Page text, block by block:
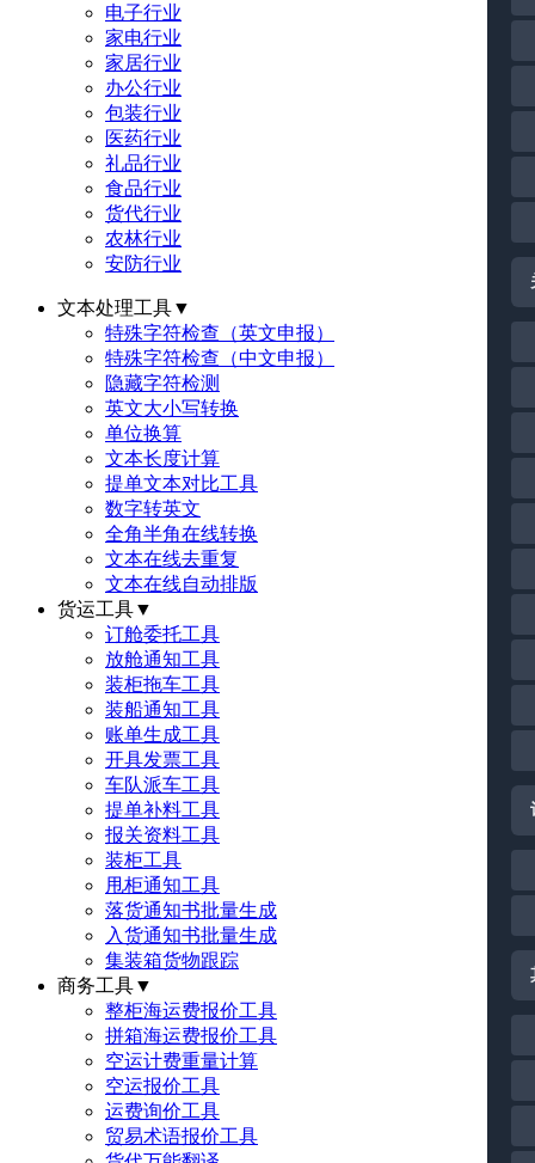
电子行业
家电行业
家居行业
办公行业
包装行业
医药行业
礼品行业
食品行业
货代行业
农林行业
安防行业
文本处理工具▼
特殊字符检查（英文申报）
特殊字符检查（中文申报）
隐藏字符检测
英文大小写转换
单位换算
文本长度计算
提单文本对比工具
数字转英文
全角半角在线转换
文本在线去重复
文本在线自动排版
货运工具▼
订舱委托工具
放舱通知工具
装柜拖车工具
装船通知工具
账单生成工具
开具发票工具
车队派车工具
提单补料工具
报关资料工具
装柜工具
甩柜通知工具
落货通知书批量生成
入货通知书批量生成
集装箱货物跟踪
商务工具▼
整柜海运费报价工具
拼箱海运费报价工具
空运计费重量计算
空运报价工具
运费询价工具
贸易术语报价工具